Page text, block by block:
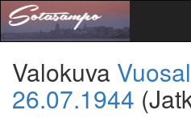
Valokuva
26.07.1944